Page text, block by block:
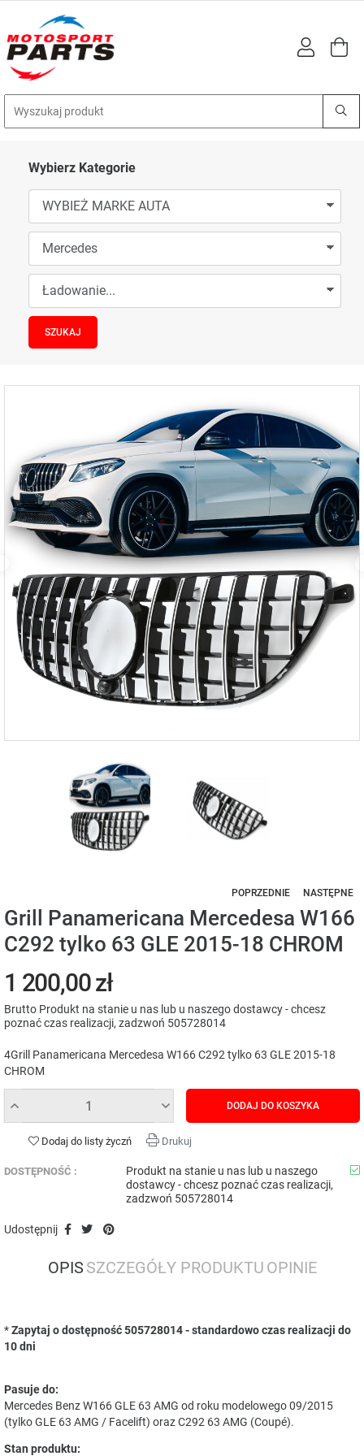
Wybierz Kategorie
POPRZEDNIE NASTĘPNE
Grill Panamericana Mercedesa W166
C292 tylko 63 GLE 2015-18 CHROM
1 200,00 zł
Brutto Produkt na stanie u nas lub u naszego dostawcy - chcesz
poznać czas realizacji, zadzwoń 505728014
4Grill Panamericana Mercedesa W166 C292 tylko 63 GLE 2015-18
CHROM
DODAJ DO KOSZYKA
Dodaj do listy życzń Drukuj
DOSTĘPNOŚĆ :
Produkt na stanie u nas lub u naszego
dostawcy - chcesz poznać czas realizacji,
zadzwoń 505728014
Udostępnij
OPIS SZCZEGÓŁY PRODUKTU OPINIE
*Zapytaj o dostępność 505728014 - standardowo czas realizacji do
10 dni
Pasuje do:
Mercedes Benz W166 GLE 63 AMG od roku modelowego 09/2015
(tylko GLE 63 AMG / Facelift) oraz C292 63 AMG (Coupé).
Stan produktu: